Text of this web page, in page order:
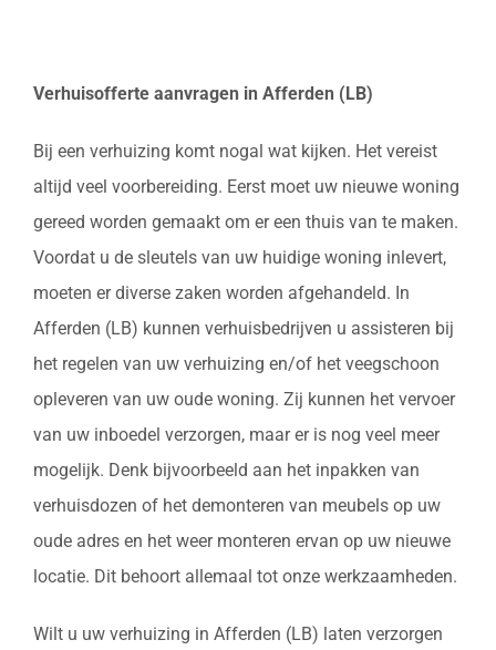
Verhuisofferte aanvragen in Afferden (LB)
Bij een verhuizing komt nogal wat kijken. Het vereist
altijd veel voorbereiding. Eerst moet uw nieuwe woning
gereed worden gemaakt om er een thuis van te maken.
Voordat u de sleutels van uw huidige woning inlevert,
moeten er diverse zaken worden afgehandeld. In
Afferden (LB) kunnen verhuisbedrijven u assisteren bij
het regelen van uw verhuizing en/of het veegschoon
opleveren van uw oude woning. Zij kunnen het vervoer
van uw inboedel verzorgen, maar er is nog veel meer
mogelijk. Denk bijvoorbeeld aan het inpakken van
verhuisdozen of het demonteren van meubels op uw
oude adres en het weer monteren ervan op uw nieuwe
locatie. Dit behoort allemaal tot onze werkzaamheden.
Wilt u uw verhuizing in Afferden (LB) laten verzorgen